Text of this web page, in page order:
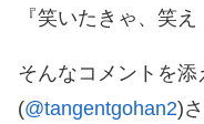
『笑いたきゃ、笑え
そんなコメントを添
(@tangentgohan2)